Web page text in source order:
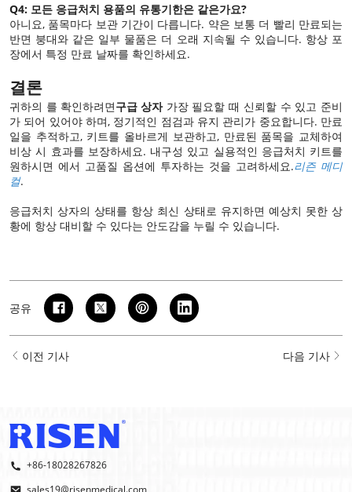
Q4: 모든 응급처치 용품의 유통기한은 같은가요?
아니요, 품목마다 보관 기간이 다릅니다. 약은 보통 더 빨리 만료되는
반면 붕대와 같은 일부 물품은 더 오래 지속될 수 있습니다. 항상 포
장에서 특정 만료 날짜를 확인하세요.
결론
귀하의 를 확인하려면구급 상자가장 필요할 때 신뢰할 수 있고 준비
가 되어 있어야 하며, 정기적인 점검과 유지 관리가 중요합니다. 만료
일을 추적하고, 키트를 올바르게 보관하고, 만료된 품목을 교체하여
비상 시 효과를 보장하세요. 내구성 있고 실용적인 응급처치 키트를
원하시면 에서 고품질 옵션에 투자하는 것을 고려하세요.리즌 메디
컬.
응급처치 상자의 상태를 항상 최신 상태로 유지하면 예상치 못한 상
황에 항상 대비할 수 있다는 안도감을 누릴 수 있습니다.
공유
이전 기사 다음 기사
+86-18028267826
sales19@risenmedical.com